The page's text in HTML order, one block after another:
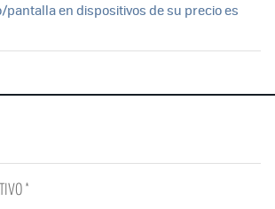
pantalla en dispositivos de su precio es
*